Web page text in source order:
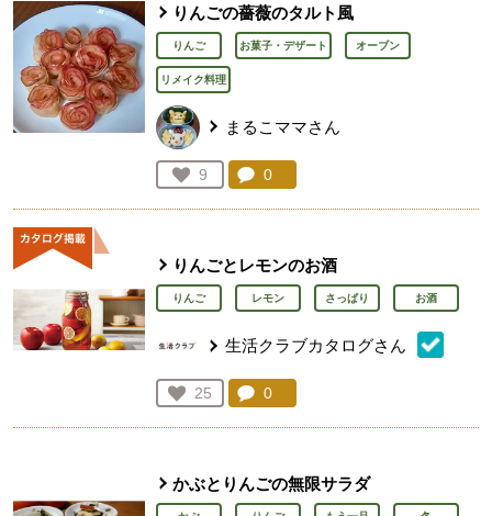
りんごの薔薇のタルト風
りんご お菓子・デザート オーブン
リメイク料理
まるこママさん
お気に入り登録：
9
人が登録
コメント：
0
りんごとレモンのお酒
りんご レモン さっぱり お酒
生活クラブカタログさん
お気に入り登録：
25
人が登録
コメント：
0
かぶとりんごの無限サラダ